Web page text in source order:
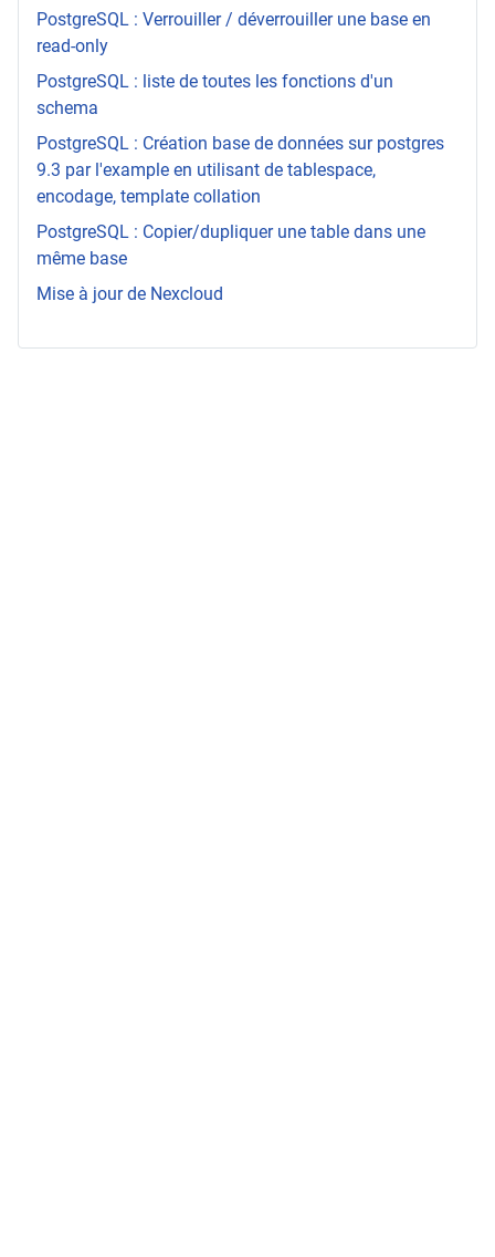
PostgreSQL : Verrouiller / déverrouiller une base en
read-only
PostgreSQL : liste de toutes les fonctions d'un
schema
PostgreSQL : Création base de données sur postgres
9.3 par l'example en utilisant de tablespace,
encodage, template collation
PostgreSQL : Copier/dupliquer une table dans une
même base
Mise à jour de Nexcloud